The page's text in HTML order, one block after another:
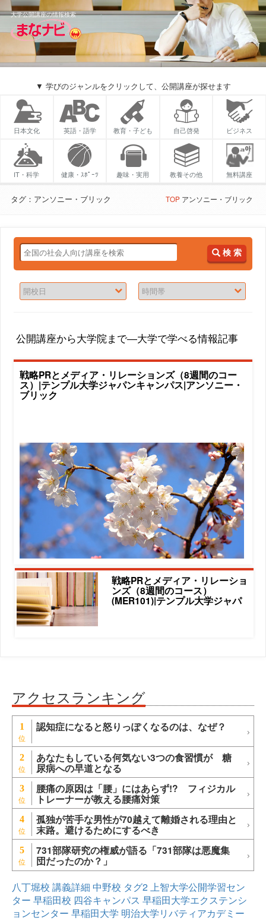
大学公開講座の情報検索
▼ 学びのジャンルをクリックして、公開講座が探せます
日本文化 英語・語学 教育・子ども 自己啓発 ビジネス
IT・科学 健康・ｽﾎﾟｰﾂ 趣味・実用 教養その他 無料講座
タグ：アンソニー・ブリック TOPアンソニー・ブリック
検 索
公開講座から大学院まで―大学で学べる情報記事
戦略PRとメディア・リレーションズ（8週間のコー
ス）|テンプル大学ジャパンキャンパス|アンソニー・
ブリック
戦略PRとメディア・リレーショ
ンズ（8週間のコース）
(MER101)|テンプル大学ジャパ
アクセスランキング
1 認知症になると怒りっぽくなるのは、なぜ？
2 あなたもしている何気ない3つの食習慣が 糖
尿病への早道となる
3 腰痛の原因は「腰」にはあらず!? フィジカル
トレーナーが教える腰痛対策
4 孤独が苦手な男性が70越えて離婚される理由と
末路。避けるためにするべき
5 731部隊研究の権威が語る「731部隊は悪魔集
団だったのか？」
八丁堀校 講義詳細 中野校 タグ2上智大学公開学習セン
ター 早稲田校 四谷キャンパス 早稲田大学エクステンシ
ョンセンター 早稲田大学 明治大学リバティアカデミー